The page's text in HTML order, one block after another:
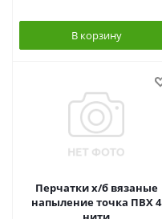
В корзину
Перчатки х/б вязаные
напыление точка ПВХ 4